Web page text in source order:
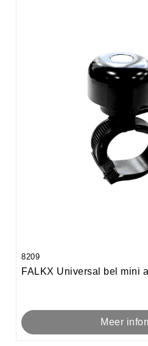
8209
FALKX Universal bel mini
Meer